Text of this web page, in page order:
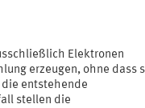
Elektronen
erzeugen, ohne dass
entstehende
stellen die